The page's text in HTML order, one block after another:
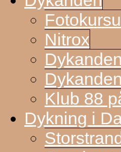
Nitrox
Klub 88
Dykning i